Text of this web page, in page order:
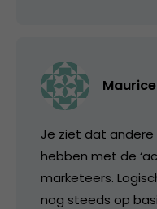
Je ziet dat
hebben met de
marketeers.
nog steeds op